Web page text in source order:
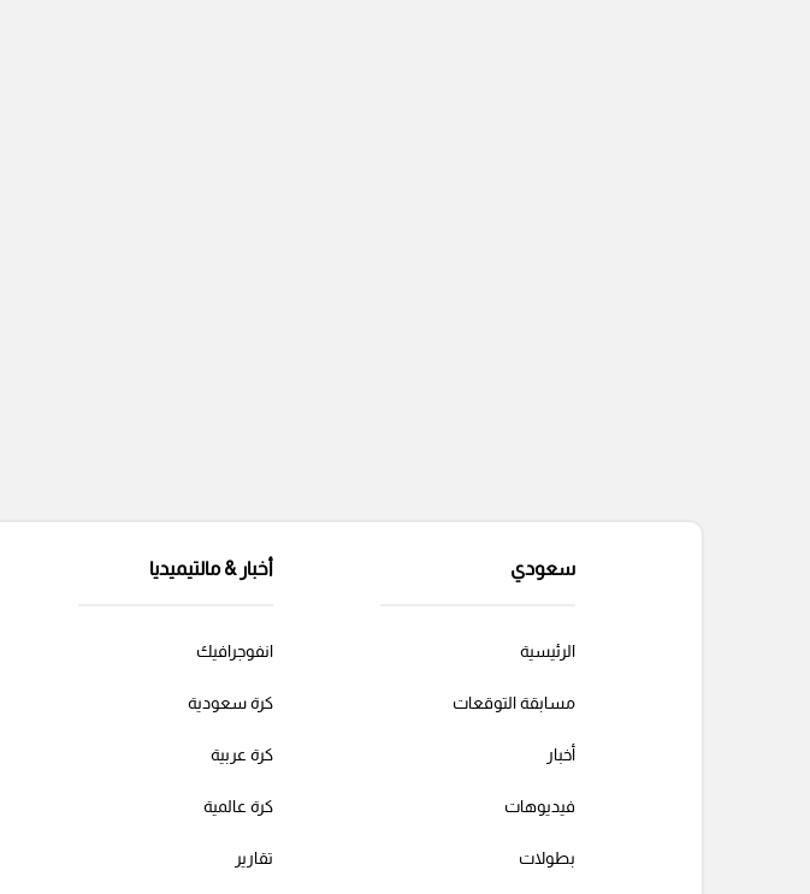
سعودي
الرئيسية
مسابقة التوقعات
أخبار
فيديوهات
بطولات
أخبار & مالتيميديا
انفوجرافيك
كرة سعودية
كرة عربية
كرة عالمية
تقارير